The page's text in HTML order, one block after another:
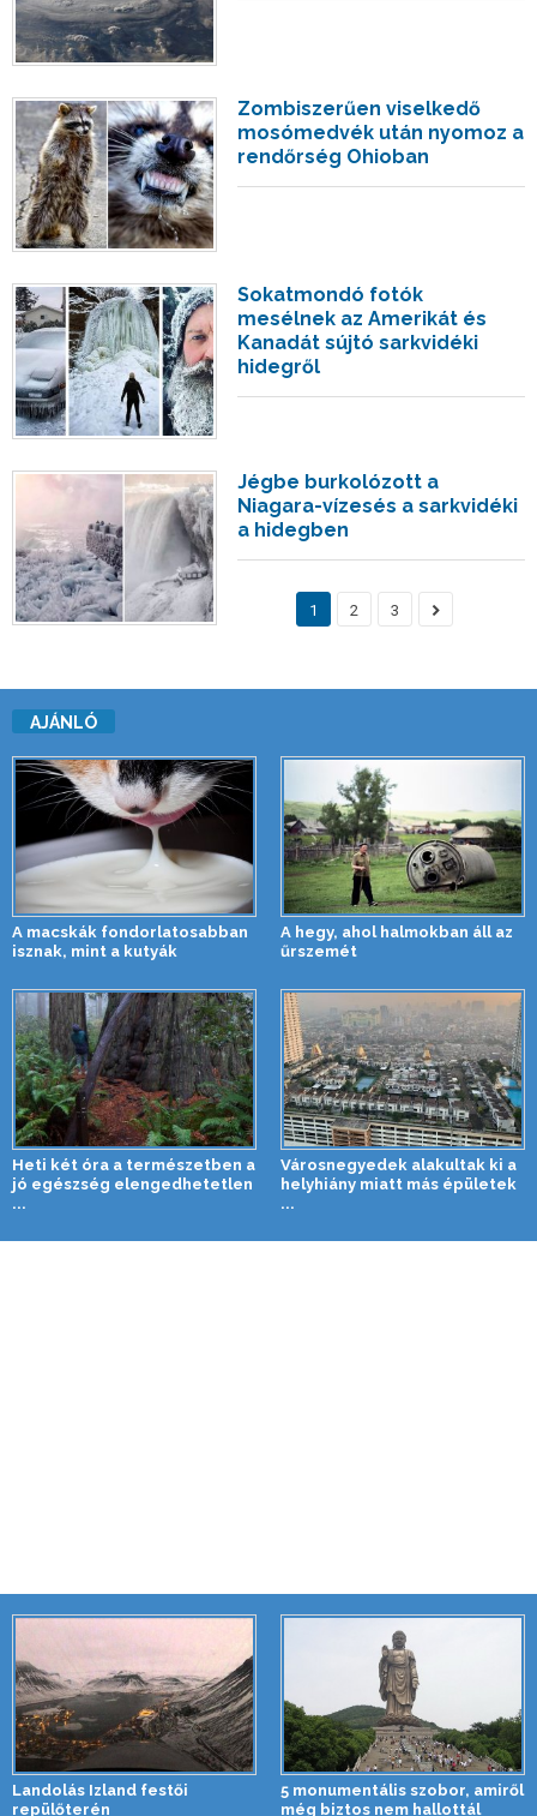
Zombiszerűen viselkedő
mosómedvék után nyomoz a
rendőrség Ohioban
Sokatmondó fotók
mesélnek az Amerikát és
Kanadát sújtó sarkvidéki
hidegről
Jégbe burkolózott a
Niagara-vízesés a sarkvidéki
a hidegben
1 2 3
AJÁNLÓ
A macskák fondorlatosabban
isznak, mint a kutyák
A hegy, ahol halmokban áll az
űrszemét
Heti két óra a természetben a
jó egészség elengedhetetlen
...
Városnegyedek alakultak ki a
helyhiány miatt más épületek
...
Landolás Izland festői
repülőterén
5 monumentális szobor, amiről
még biztos nem hallottál